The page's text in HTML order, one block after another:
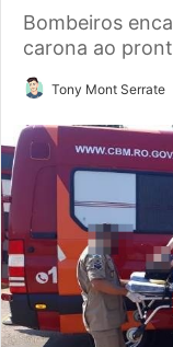
Bombeiros
carona ao
Tony Mont Serrate